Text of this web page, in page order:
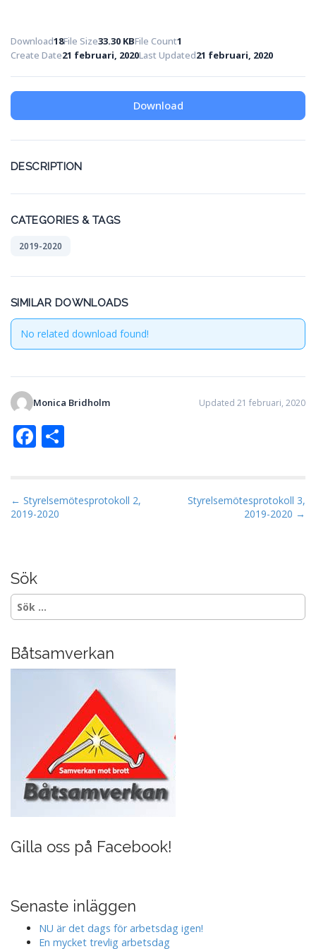
Download18File Size33.30 KBFile Count1
Create Date21 februari, 2020Last Updated21 februari, 2020
Download
DESCRIPTION
CATEGORIES & TAGS
2019-2020
SIMILAR DOWNLOADS
No related download found!
Monica Bridholm Updated 21 februari, 2020
F
b
o
k
P
o
n
a
v
g
a
← Styrelsemötesprotokoll 2,
2019-2020
Styrelsemötesprotokoll 3,
2019-2020 →
Sök
Sök
efter:
Båtsamverkan
Gilla oss på Facebook!
Senaste inläggen
NU är det dags för arbetsdag igen!
En mycket trevlig arbetsdag